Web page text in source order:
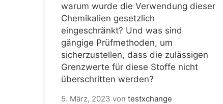
warum wurde die Verwendung dieser
Chemikalien gesetzlich
eingeschränkt? Und was sind
gängige Prüfmethoden, um
sicherzustellen, dass die zulässigen
Grenzwerte für diese Stoffe nicht
überschritten werden?
5. März, 2023 von testxchange